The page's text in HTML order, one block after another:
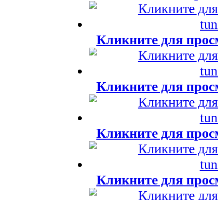
Кликните для
Кликните для
Кликните для
Кликните для